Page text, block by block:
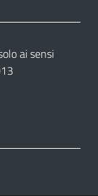
ai sensi